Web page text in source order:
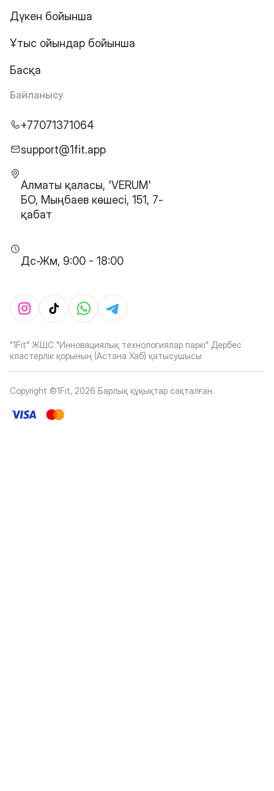
Дүкен бойынша
Ұтыс ойындар бойынша
Басқа
Байланысу
+77071371064
support@1fit.app
Алматы қаласы, 'VERUM'
БО, Мыңбаев көшесі, 151, 7-
қабат
Дс-Жм, 9:00 - 18:00
"1Fit" ЖШС "Инновациялық технологиялар паркі" Дербес
кластерлік қорының (Астана Хаб) қатысушысы
Copyright ©1Fit, 2026 Барлық құқықтар сақталған.